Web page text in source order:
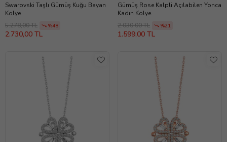
Swarovski Taşlı Gümüş Kuğu Bayan
Kolye
5.278,00 TL
%48
2.730,00 TL
Gümüş Rose Kalpli Açılabilen Yonca
Kadın Kolye
2.030,00 TL
%21
1.599,00 TL